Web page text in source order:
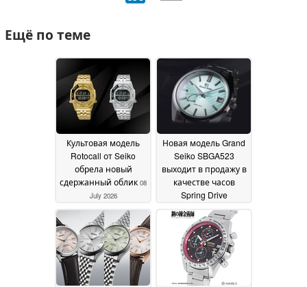
Ещё по теме
Культовая модель
Rotocall от Seiko
обрела новый
сдержанный облик 08
July 2026
Новая модель Grand
Seiko SBGA523
выходит в продажу в
качестве часов
Spring Drive
ограниченной серии
с циферблатом,
имитирующим
павлинье перо18 June
2026